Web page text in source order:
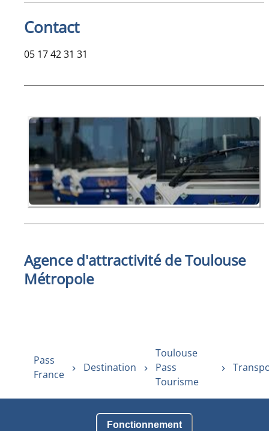
Contact
05 17 42 31 31
Agence d'attractivité de Toulouse
Métropole
Pass
France
Destination
Toulouse
Pass
Tourisme
Fonctionnement